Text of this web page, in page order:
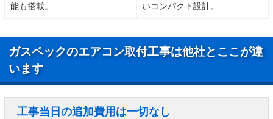
能も搭載。
いコンパクト設計。
ガスペックのエアコン取付工事は他社とここが違
います
工事当日の追加費用は一切なし